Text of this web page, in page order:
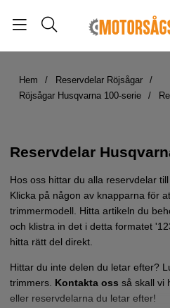
Hem
Reservdelar Röjsågar
Röjsågar Husqvarna 100-serie
Reservdelar
Hos oss hittar du alla reservdelar
Klicka på någon av knapparna för
trimmermodell. Hitta artikeln du
och klistra in det i detta formatet
hitta rätt del direkt.
Hittar du inte delen du letar efter?
trimmers. Kontakta oss så skall vi
eller reservdelarna du letar efter!